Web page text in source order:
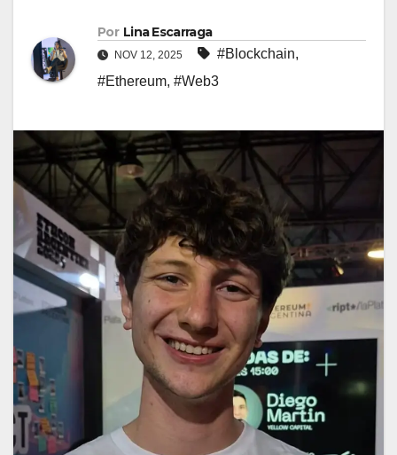
Por Lina Escarraga
NOV 12, 2025 #Blockchain,
#Ethereum, #Web3